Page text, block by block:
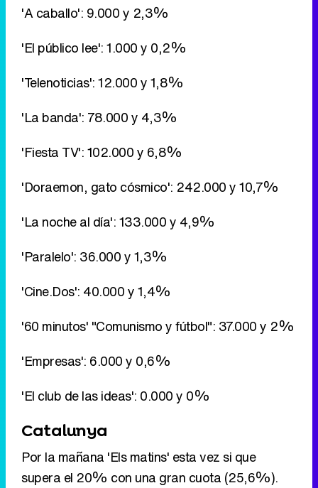
'A caballo': 9.000 y 2,3%
'El público lee': 1.000 y 0,2%
'Telenoticias': 12.000 y 1,8%
'La banda': 78.000 y 4,3%
'Fiesta TV': 102.000 y 6,8%
'Doraemon, gato cósmico': 242.000 y 10,7%
'La noche al día': 133.000 y 4,9%
'Paralelo': 36.000 y 1,3%
'Cine.Dos': 40.000 y 1,4%
'60 minutos' "Comunismo y fútbol": 37.000 y 2%
'Empresas': 6.000 y 0,6%
'El club de las ideas': 0.000 y 0%
Catalunya
Por la mañana 'Els matins' esta vez si que
supera el 20% con una gran cuota (25,6%).